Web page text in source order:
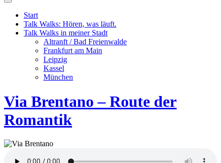
Suchfeld
ein-/ausblenden
Start
Talk Walks: Hören, was läuft.
Talk Walks in meiner Stadt
Altranft / Bad Freienwalde
Frankfurt am Main
Leipzig
Kassel
München
Via Brentano – Route der
Romantik